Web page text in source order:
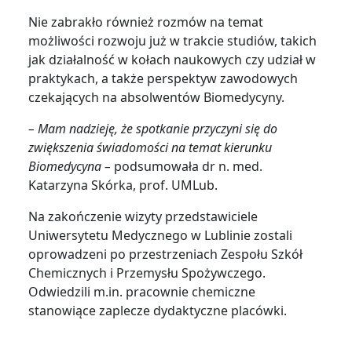
Nie zabrakło również rozmów na temat
możliwości rozwoju już w trakcie studiów, takich
jak działalność w kołach naukowych czy udział w
praktykach, a także perspektyw zawodowych
czekających na absolwentów Biomedycyny.
– Mam nadzieję, że spotkanie przyczyni się do
zwiększenia świadomości na temat kierunku
Biomedycyna – podsumowała dr n. med.
Katarzyna Skórka, prof. UMLub.
Na zakończenie wizyty przedstawiciele
Uniwersytetu Medycznego w Lublinie zostali
oprowadzeni po przestrzeniach Zespołu Szkół
Chemicznych i Przemysłu Spożywczego.
Odwiedzili m.in. pracownie chemiczne
stanowiące zaplecze dydaktyczne placówki.